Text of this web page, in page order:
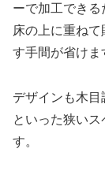
ーで加工でき
床の上に重ね
す手間が省けま
デザインも木
といった狭い
す。